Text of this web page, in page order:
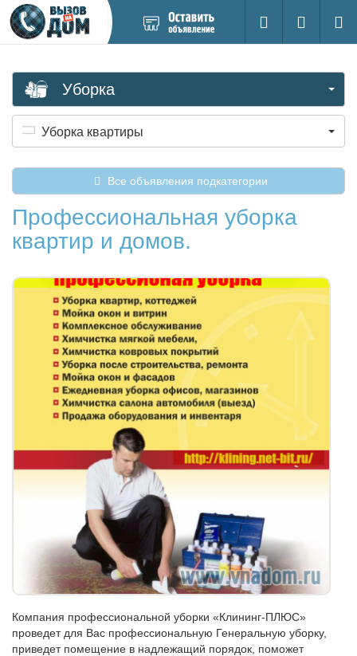
новое
Поиск
Вход на
Уборка
Уборка квартиры
Все объявления подкатегории
Профессиональная уборка
квартир и домов.
Компания профессиональной уборки «Клининг-ПЛЮС»
проведет для Вас профессиональную Генеральную уборку,
приведет помещение в надлежащий порядок, поможет